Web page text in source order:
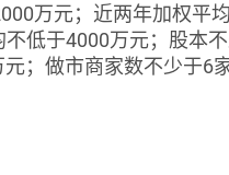
万元；近两年加权平
低于4000万元；股本
；做市商家数不少于6